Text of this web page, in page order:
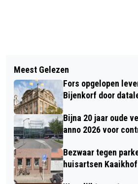
INTREKKING
VOOR
LEZING OVER BURCHT-
INZAMELING VOOR
Meest Gelezen
Fors opgelopen
Bijenkorf door
Bijna 20 jaar oude
anno 2026 voor
Bezwaar tegen
huisartsen